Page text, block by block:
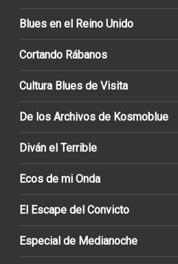
Blues en el Reino Unido
Cortando Rábanos
Cultura Blues de Visita
De los Archivos de Kosmoblue
Diván el Terrible
Ecos de mi Onda
El Escape del Convicto
Especial de Medianoche